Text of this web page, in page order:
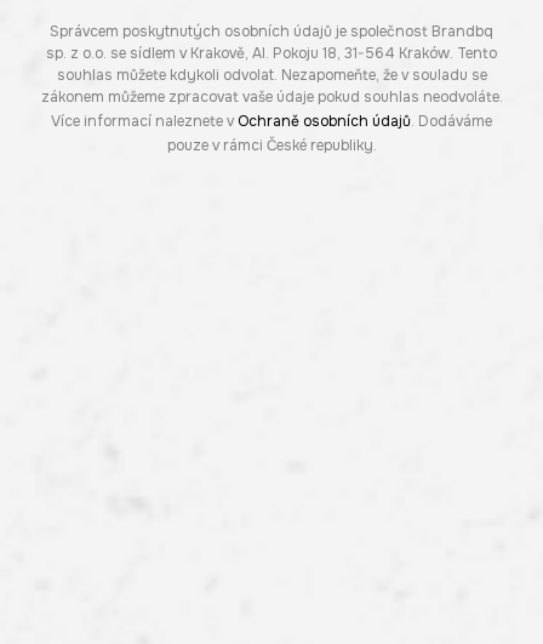
Správcem poskytnutých osobních údajů je společnost Brandbq
sp. z o.o. se sídlem v Krakově, Al. Pokoju 18, 31-564 Kraków. Tento
souhlas můžete kdykoli odvolat. Nezapomeňte, že v souladu se
zákonem můžeme zpracovat vaše údaje pokud souhlas neodvoláte.
Více informací naleznete v Ochraně osobních údajů. Dodáváme
pouze v rámci České republiky.